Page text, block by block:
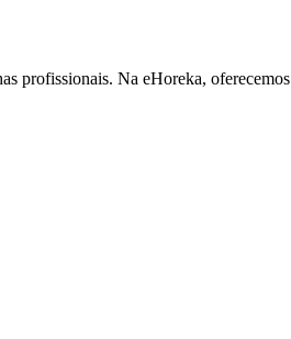
profissionais. Na eHoreka, oferecemos